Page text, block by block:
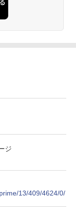
バッテリー + US
One、Xbox Serie
振りの剣、十翼よ
き下ろしイラスト
版 [Blu-ray]
ジ
13/409/4624/0/